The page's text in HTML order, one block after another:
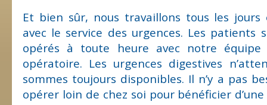
Et bien sûr, nous travaillons tous les
avec le service des urgences. Les patients
opérés à toute heure avec notre
opératoire. Les urgences digestives
sommes toujours disponibles. Il n’y a pas
opérer loin de chez soi pour bénéficier